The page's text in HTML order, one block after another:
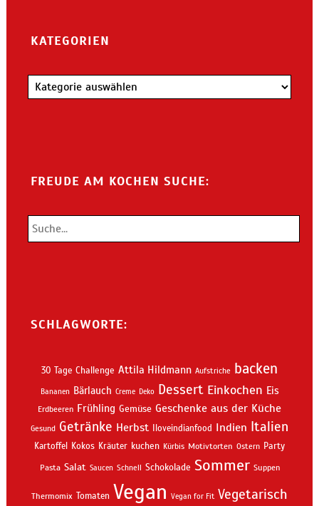
KATEGORIEN
Kategorien
FREUDE AM KOCHEN SUCHE:
SCHLAGWORTE:
30 Tage Challenge Attila Hildmann Aufstriche backen
Bananen Bärlauch Creme Deko Dessert Einkochen Eis
Erdbeeren Frühling Gemüse Geschenke aus der Küche
Gesund Getränke Herbst Iloveindianfood Indien Italien
Kartoffel Kokos Kräuter kuchen Kürbis Motivtorten Ostern Party
Pasta Salat Saucen Schnell Schokolade Sommer Suppen
Thermomix Tomaten Vegan Vegan for Fit Vegetarisch